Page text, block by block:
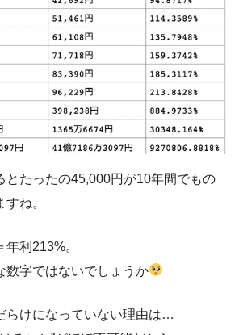
とたったの45,000円が10年間でもの
ね。
利213%。
数字ではないでしょうか
らけになっていない理由は…